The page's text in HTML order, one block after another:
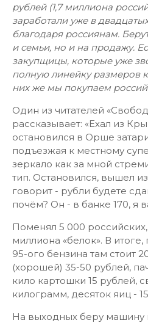
рублей (1,7 миллиона
заработали уже в
благодаря россиянам.
и семьи, но и на продажу.
закупщицы, которые уже
полную линейку размеров
них же мы покупаем
Один из читателей
рассказывает: «Ехал из
остановился в Орше
подъезжая к местному
зеркало как за мной
тип. Остановился, вышел
говорит - рубли будете
почём? Он - в банке 170, я
Поменял 5 000
миллиона «белок». В
95-ого бензина там стоит
(хорошей) 35-50 рублей,
кило картошки 15 рублей,
килограмм, десяток яиц -
На выходных беру машину